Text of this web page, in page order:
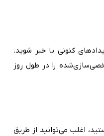
کنونی با خبر شوید.
را در طول روز
اغلب می‌توانید از طریق